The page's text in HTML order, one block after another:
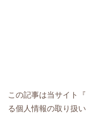
この記事は当サイト
る個人情報の取り扱